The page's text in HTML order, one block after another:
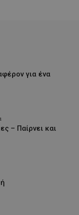
για ένα
– Παίρνει και